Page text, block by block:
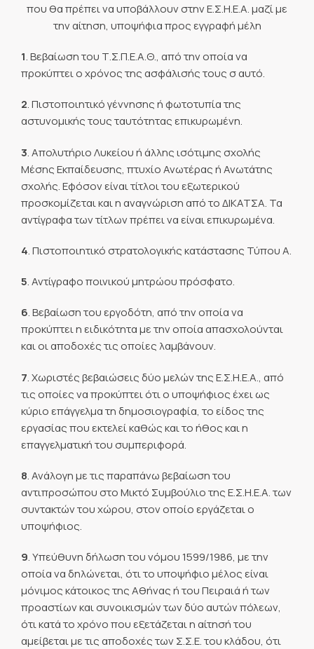
που θα πρέπει να υποβάλλουν στην Ε.Σ.Η.Ε.Α. μαζί με
την αίτηση, υποψήφια προς εγγραφή μέλη
1. Βεβαίωση του Τ.Σ.Π.Ε.Α.Θ., από την οποία να
προκύπτει ο χρόνος της ασφάλισής τους σ αυτό.
2. Πιστοποιητικό γέννησης ή φωτοτυπία της
αστυνομικής τους ταυτότητας επικυρωμένη.
3. Απολυτήριο Λυκείου ή άλλης ισότιμης σχολής
Μέσης Εκπαίδευσης, πτυχίο Ανωτέρας ή Ανωτάτης
σχολής. Εφόσον είναι τίτλοι του εξωτερικού
προσκομίζεται και η αναγνώριση από το ΔΙΚΑΤΣΑ. Τα
αντίγραφα των τίτλων πρέπει να είναι επικυρωμένα.
4. Πιστοποιητικό στρατολογικής κατάστασης Τύπου Α.
5. Αντίγραφο ποινικού μητρώου πρόσφατο.
6. Βεβαίωση του εργοδότη, από την οποία να
προκύπτει η ειδικότητα με την οποία απασχολούνται
και οι αποδοχές τις οποίες λαμβάνουν.
7. Χωριστές βεβαιώσεις δύο μελών της Ε.Σ.Η.Ε.Α., από
τις οποίες να προκύπτει ότι ο υποψήφιος έχει ως
κύριο επάγγελμα τη δημοσιογραφία, το είδος της
εργασίας που εκτελεί καθώς και το ήθος και η
επαγγελματική του συμπεριφορά.
8. Ανάλογη με τις παραπάνω βεβαίωση του
αντιπροσώπου στο Μικτό Συμβούλιο της Ε.Σ.Η.Ε.Α. των
συντακτών του χώρου, στον οποίο εργάζεται ο
υποψήφιος.
9. Υπεύθυνη δήλωση του νόμου 1599/1986, με την
οποία να δηλώνεται, ότι το υποψήφιο μέλος είναι
μόνιμος κάτοικος της Αθήνας ή του Πειραιά ή των
προαστίων και συνοικισμών των δύο αυτών πόλεων,
ότι κατά το χρόνο που εξετάζεται η αίτησή του
αμείβεται με τις αποδοχές των Σ.Σ.Ε. του κλάδου, ότι